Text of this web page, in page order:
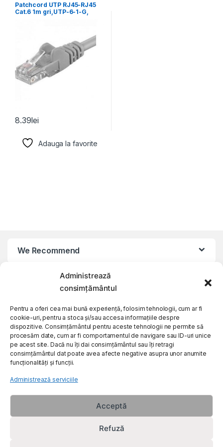
Administrează
consimțământul
Pentru a oferi cea mai bună experiență, folosim tehnologii, cum ar fi
cookie-uri, pentru a stoca și/sau accesa informațiile despre
dispozitive. Consimțământul pentru aceste tehnologii ne permite să
procesăm date, cum ar fi comportamentul de navigare sau ID-uri unice
pe acest site. Dacă nu îți dai consimțământul sau îți retragi
consimțământul dat poate avea afecte negative asupra unor anumite
funcționalități și funcții.
Administrează serviciile
Acceptă
Refuză
Patchcord UTP RJ45-RJ45
Cat.6 1m gri,UTP-6-1-G,
8.39lei
Adauga la favorite
We Recommend
My Account
Customer Care
About Us